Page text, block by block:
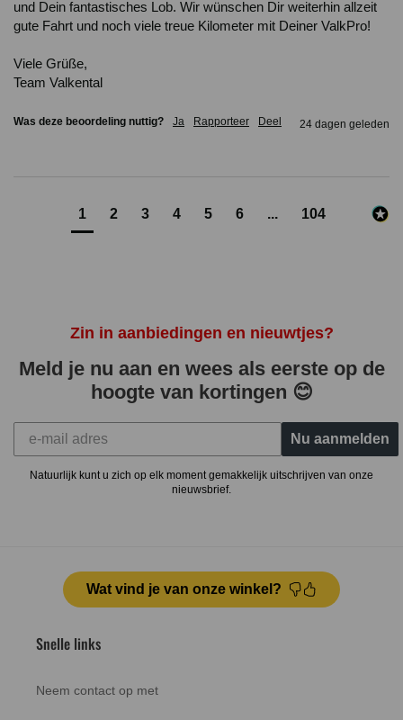
und Dein fantastisches Lob. Wir wünschen Dir weiterhin allzeit
gute Fahrt und noch viele treue Kilometer mit Deiner ValkPro!
Viele Grüße,
Team Valkental
Was deze beoordeling nuttig? Ja Rapporteer Deel 24 dagen geleden
1 2 3 4 5 6 ... 104
Zin in aanbiedingen en nieuwtjes?
Meld je nu aan en wees als eerste op de
hoogte van kortingen 😊
Nu aanmelden
Natuurlijk kunt u zich op elk moment gemakkelijk uitschrijven van onze
nieuwsbrief.
Wat vind je van onze winkel?
Snelle links
Neem contact op met